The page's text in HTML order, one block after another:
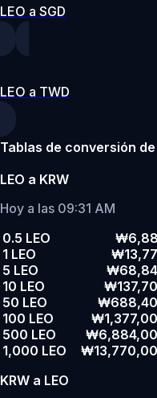
LEO a SGD
LEO a TWD
Tablas de conversión de
LEO a KRW
Hoy a las 09:31 AM
0.5 LEO
1 LEO
5 LEO
10 LEO
50 LEO
100 LEO
500 LEO
1,000 LEO
KRW a LEO